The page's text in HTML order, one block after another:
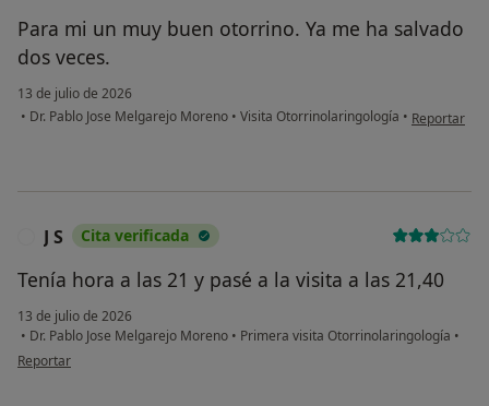
Para mi un muy buen otorrino. Ya me ha salvado
dos veces.
13 de julio de 2026
• Dr. Pablo Jose Melgarejo Moreno • Visita Otorrinolaringología • en opinión
Reportar
J S Cita verificada
Tenía hora a las 21 y pasé a la visita a las 21,40
13 de julio de 2026
• Dr. Pablo Jose Melgarejo Moreno • Primera visita Otorrinolaringología •
en opinión del usuario J S
Reportar